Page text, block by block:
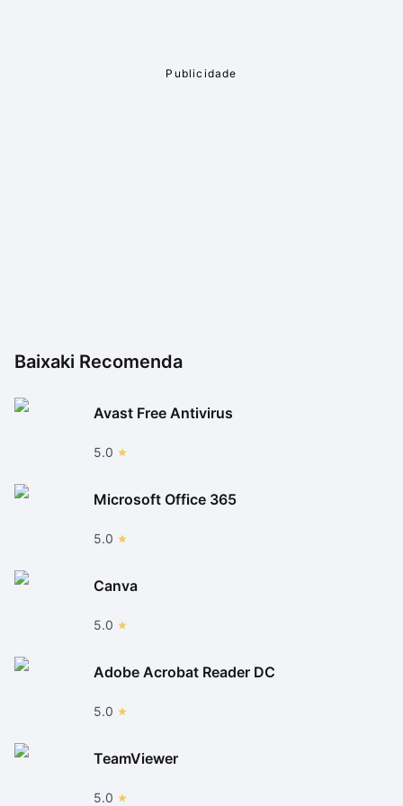
que uma pessoa indique um novo ponto, ou seja, ele é
Baixaki Recomenda
Avast Free Antivirus
5.0
Microsoft Office 365
5.0
Canva
5.0
Adobe Acrobat Reader DC
5.0
TeamViewer
5.0